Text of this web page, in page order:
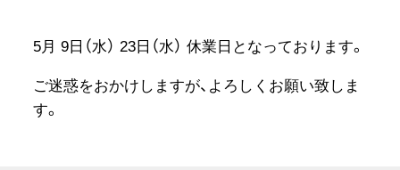
5月 9日（水） 23日（水） 休業日となっております。
ご迷惑をおかけしますが、よろしくお願い致しま
す。